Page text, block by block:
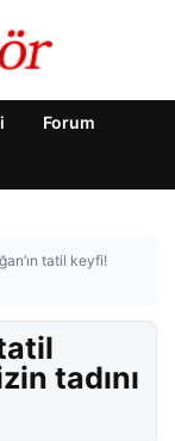
Forum
tatil keyfi!
tadını